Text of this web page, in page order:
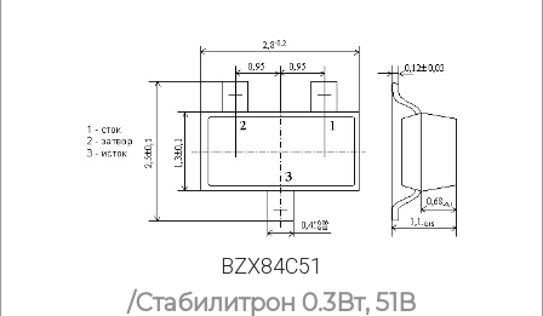
BZX84C51
/Стабилитрон 0.3Вт, 51В